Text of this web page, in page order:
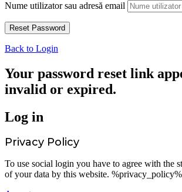
Nume utilizator sau adresă email
Back to Login
Your password reset link
invalid or expired.
Log in
Privacy Policy
To use social login you have to agree with the
of your data by this website. %privacy_policy%